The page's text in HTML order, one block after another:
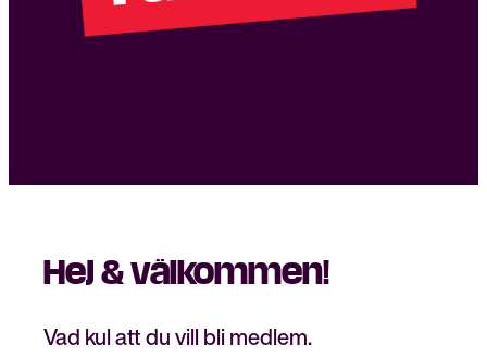
Hej & välkommen!
Vad kul att du vill bli medlem.